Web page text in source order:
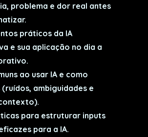
problema e dor real antes
práticos da IA
e sua aplicação no dia a
ao usar IA e como
ambiguidades e
para estruturar inputs
para a IA.